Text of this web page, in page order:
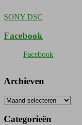
Bericht
navigatie
SONY DSC
Facebook
Facebook
Archieven
Archieven
Categorieën